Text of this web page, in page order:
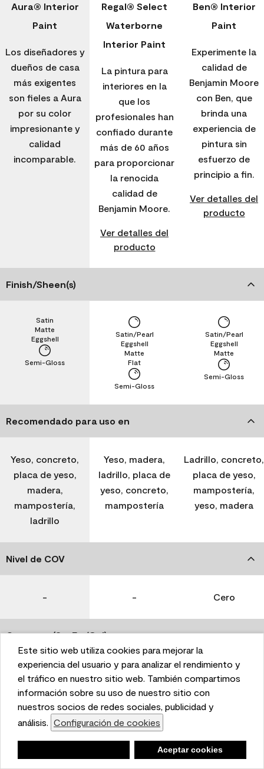
This website uses cookies to enhance user experience
and to analyze performance and traffic on our website.
We also share information about your use of our site
with our social media, advertising, and analytics
partners. Cookie Settings
Accept Cookies
Este sitio web utiliza cookies para mejorar la
experiencia del usuario y para analizar el rendimiento y
el tráfico en nuestro sitio web. También compartimos
información sobre su uso de nuestro sitio con
nuestros socios de redes sociales, publicidad y
análisis. Configuración de cookies
Aceptar cookies
Aura® Interior
Paint
Los diseñadores y
dueños de casa
más exigentes
son fieles a Aura
por su color
impresionante y
calidad
incomparable.
Regal® Select
Waterborne
Interior Paint
La pintura para
interiores en la
que los
profesionales han
confiado durante
más de 60 años
para proporcionar
la renocida
calidad de
Benjamin Moore.
Ver detalles del
producto
Ben® Interior
Paint
Experimente la
calidad de
Benjamin Moore
con Ben, que
brinda una
experiencia de
pintura sin
esfuerzo de
principio a fin.
Ver detalles del
producto
Finish/Sheen(s)
Semi-Gloss
Eggshell
Matte
Satin
Semi-Gloss
Flat
Matte
Eggshell
Satin/Pearl
Semi-Gloss
Matte
Eggshell
Satin/Pearl
Recomendado para uso en
Yeso, concreto,
placa de yeso,
madera,
mampostería,
ladrillo
Yeso, madera,
ladrillo, placa de
yeso, concreto,
mampostería
Ladrillo, concreto,
placa de yeso,
mampostería,
yeso, madera
Nivel de COV
- - Cero
Coverage (Sq. Ft./Gal)
350-400 400-450 400-450
Tiempo de secado
1 hora